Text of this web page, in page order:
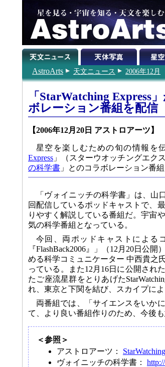
AstroArts 天文ニュース 2006年12月
「StarWatching Express
ボレーション番組を配信
【2006年12月20日 アストロアーツ】
星空を楽しむための旬の情報を
Express 」（スターウオッチングエク
の科学書 」とのコラボレーション番
「ヴォイニッチの科学書」は、山
回配信しているポッドキャストで、
りやすく解説している番組だ。宇宙
気の科学番組となっている。
今回、両ポッドキャストによるコ
『FlashBack2006』」（12月20日公
める科学コミュニケーター 中西貴之
っている。また12月16日に公開された
たご座流星群をとりあげた
れ、東京と下関を結び、スカイプに
両番組では、「サイエンスをいか
て、より良い番組作りのため、今後
＜参照＞
アストロアーツ：
ヴォイニッチの科学書：